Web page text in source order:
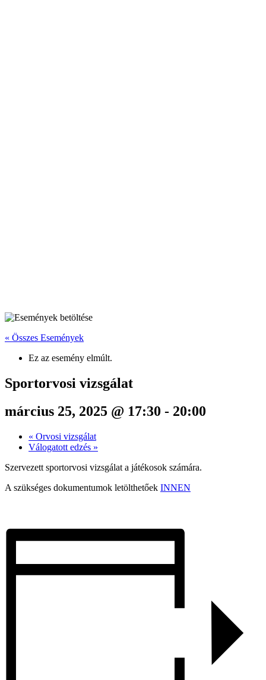
« Összes Események
Ez az esemény elmúlt.
Sportorvosi vizsgálat
március 25, 2025 @ 17:30 - 20:00
« Orvosi vizsgálat
Válogatott edzés »
Szervezett sportorvosi vizsgálat a játékosok számára.
A szükséges dokumentumok letölthetőek INNEN